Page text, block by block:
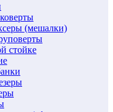
(мешалки)
стойке